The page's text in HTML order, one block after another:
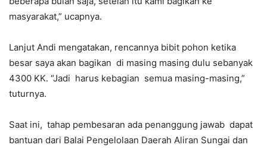
masyarakat,” ucapnya.
Lanjut Andi mengatakan, rencannya bibit pohon ketika
besar saya akan bagikan di masing masing dulu sebanyak
4300 KK. “Jadi harus kebagian semua masing-masing,”
tuturnya.
Saat ini, tahap pembesaran ada penanggung jawab dapat
bantuan dari Balai Pengelolaan Daerah Aliran Sungai dan